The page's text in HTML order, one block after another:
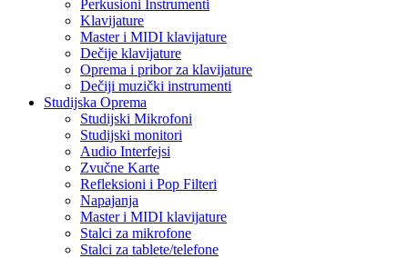
Perkusioni Instrumenti
Klavijature
Master i MIDI klavijature
Dečije klavijature
Oprema i pribor za klavijature
Dečiji muzički instrumenti
Studijska Oprema
Studijski Mikrofoni
Studijski monitori
Audio Interfejsi
Zvučne Karte
Refleksioni i Pop Filteri
Napajanja
Master i MIDI klavijature
Stalci za mikrofone
Stalci za tablete/telefone